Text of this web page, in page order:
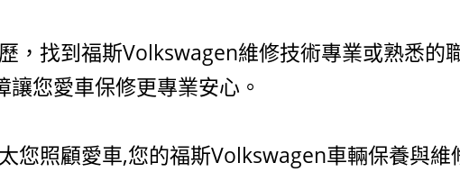
，找到福斯Volkswagen維修技術專業或熟悉的
讓您愛車保修更專業安心。
您照顧愛車,您的福斯Volkswagen車輛保養與維